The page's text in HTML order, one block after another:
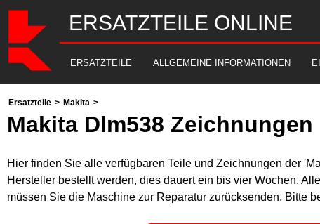
ERSATZTEILE ONLINE
ERSATZTEILE ALLGEMEINE INFORMATIONEN
Ersatzteile > Makita >
Makita Dlm538 Zeichnungen
Hier finden Sie alle verfügbaren Teile und Zeichnungen der
Hersteller bestellt werden, dies dauert ein bis vier Wochen.
müssen Sie die Maschine zur Reparatur zurücksenden. Bitte